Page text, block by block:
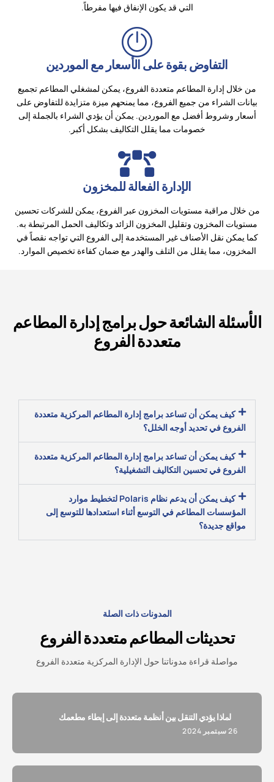
التي قد يكون الإنفاق فيها مفرطاً.
التفاوض بقوة على الأسعار مع الموردين
من خلال إدارة المطاعم متعددة الفروع، يمكن لمشغلي المطاعم تجميع
بيانات الشراء من جميع الفروع، مما يمنحهم ميزة متزايدة للتفاوض على
أسعار وشروط أفضل مع الموردين. يمكن أن يؤدي الشراء بالجملة إلى
خصومات مما يقلل التكاليف بشكل أكبر.
الإدارة الفعالة للمخزون
من خلال مراقبة مستويات المخزون عبر الفروع، يمكن للشركات تحسين
مستويات المخزون وتقليل المخزون الزائد وتكاليف الحمل المرتبطة به.
كما يمكن نقل الأصناف غير المستخدمة إلى الفروع التي تواجه نقصاً في
المخزون، مما يقلل من التلف والهدر مع ضمان كفاءة تخصيص الموارد.
الأسئلة الشائعة حول برامج إدارة المطاعم
متعددة الفروع
كيف يمكن أن تساعد برامج إدارة المطاعم المركزية متعددة
الفروع في تحديد أوجه الخلل؟
كيف يمكن أن تساعد برامج إدارة المطاعم المركزية متعددة
الفروع في تحسين التكاليف التشغيلية؟
كيف يمكن أن يدعم نظام Polaris لتخطيط موارد
المؤسسات المطاعم في التوسع أثناء استعدادها للتوسع إلى
مواقع جديدة؟
المدونات ذات الصلة
تحديثات المطاعم متعددة الفروع
مواصلة قراءة مدوناتنا حول الإدارة المركزية متعددة الفروع
لماذا يؤدي التنقل بين أنظمة متعددة إلى إبطاء مطعمك
26 سبتمبر 2024